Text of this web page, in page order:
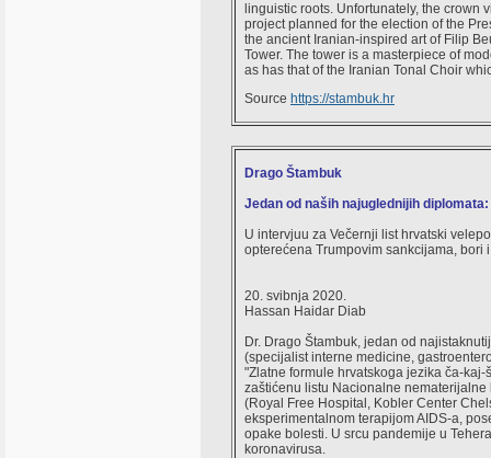
linguistic roots. Unfortunately, the
project planned for the election of the
the ancient Iranian-inspired art of Filip
Tower. The tower is a masterpiece of
as has that of the Iranian Tonal Choir
Source https://stambuk.hr
Drago Štambuk
Jedan od naših najuglednijih
U intervjuu za Večernji list hrvatski
opterećena Trumpovim sankcijama, bori
20. svibnja 2020.
Hassan Haidar Diab
Dr. Drago Štambuk, jedan od
(specijalist interne medicine,
"Zlatne formule hrvatskoga jezika ča-
zaštićenu listu Nacionalne
(Royal Free Hospital, Kobler Center
eksperimentalnom terapijom AIDS-a,
opake bolesti. U srcu pandemije u
koronavirusa.